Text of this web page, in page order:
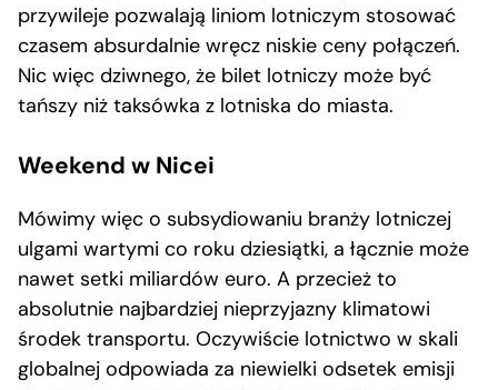
przywileje pozwalają liniom lotniczym stosować
czasem absurdalnie wręcz niskie ceny połączeń.
Nic więc dziwnego, że bilet lotniczy może być
tańszy niż taksówka z lotniska do miasta.
Weekend w Nicei
Mówimy więc o subsydiowaniu branży lotniczej
ulgami wartymi co roku dziesiątki, a łącznie może
nawet setki miliardów euro. A przecież to
absolutnie najbardziej nieprzyjazny klimatowi
środek transportu. Oczywiście lotnictwo w skali
globalnej odpowiada za niewielki odsetek emisji